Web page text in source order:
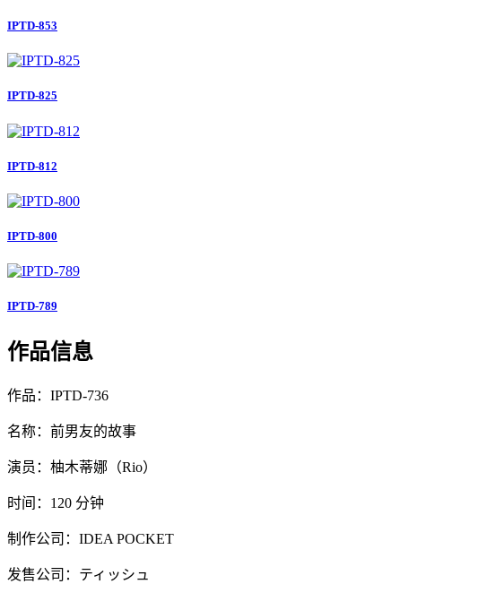
IPTD-853
IPTD-825
IPTD-812
IPTD-800
IPTD-789
作品信息
作品：IPTD-736
名称：前男友的故事
演员：柚木蒂娜（Rio）
时间：120 分钟
制作公司：IDEA POCKET
发售公司：ティッシュ